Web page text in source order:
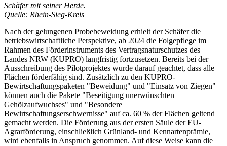
Schäfer mit seiner Herde.
Quelle: Rhein-Sieg-Kreis
Nach der gelungenen Probebeweidung erhielt der Schäfer die
betriebswirtschaftliche Perspektive, ab 2024 die Folgepflege im
Rahmen des Förderinstruments des Vertragsnaturschutzes des
Landes NRW (KUPRO) langfristig fortzusetzen. Bereits bei der
Ausschreibung des Pilotprojektes wurde darauf geachtet, dass alle
Flächen förderfähig sind. Zusätzlich zu den KUPRO-
Bewirtschaftungspaketen "Beweidung" und "Einsatz von Ziegen"
können auch die Pakete "Beseitigung unerwünschten
Gehölzaufwuchses" und "Besondere
Bewirtschaftungserschwernisse" auf ca. 60 % der Flächen geltend
gemacht werden. Die Förderung aus der ersten Säule der EU-
Agrarförderung, einschließlich Grünland- und Kennartenprämie,
wird ebenfalls in Anspruch genommen. Auf diese Weise kann die